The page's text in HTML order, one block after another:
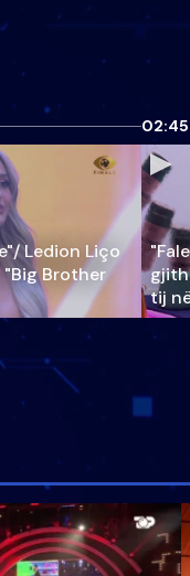
Ledion Liço
Brother
02:45
tij